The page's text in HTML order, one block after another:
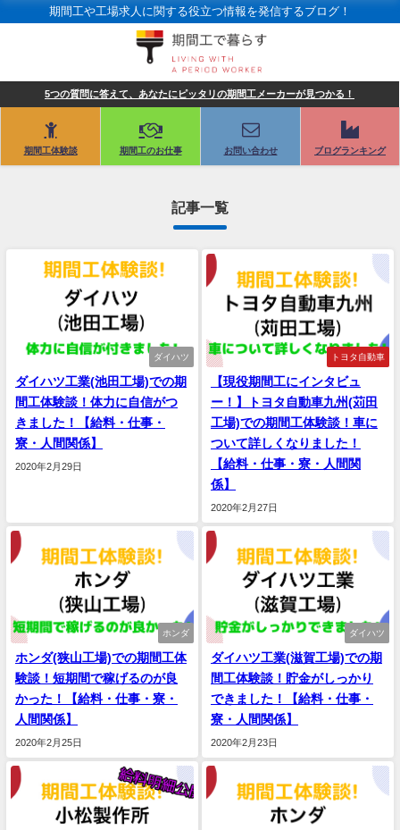
期間工や工場求人に関する役立つ情報を発信するブログ！
5つの質問に答えて、あなたにピッタリの期間工メーカーが見つかる！
期間工体験談 期間工のお仕事 お問い合わせ ブログランキング
記事一覧
ダイハツ
ダイハツ工業(池田工場)での期
間工体験談！体力に自信がつ
きました！【給料・仕事・
寮・人間関係】
2020年2月29日
トヨタ自動車
【現役期間工にインタビュ
ー！】トヨタ自動車九州(苅田
工場)での期間工体験談！車に
ついて詳しくなりました！
【給料・仕事・寮・人間関
係】
2020年2月27日
ホンダ
ホンダ(狭山工場)での期間工体
験談！短期間で稼げるのが良
かった！【給料・仕事・寮・
人間関係】
2020年2月25日
ダイハツ
ダイハツ工業(滋賀工場)での期
間工体験談！貯金がしっかり
できました！【給料・仕事・
寮・人間関係】
2020年2月23日